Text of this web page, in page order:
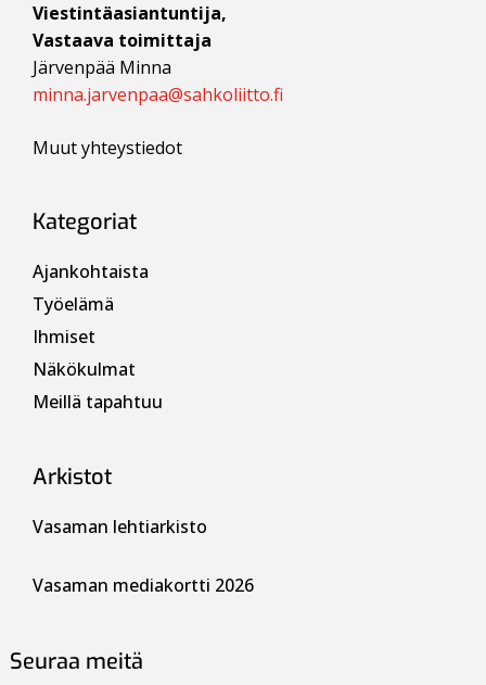
Viestintäasiantuntija,
Vastaava toimittaja
Järvenpää Minna
minna.jarvenpaa@sahkoliitto.fi
Muut yhteystiedot
Kategoriat
Ajankohtaista
Työelämä
Ihmiset
Näkökulmat
Meillä tapahtuu
Arkistot
Vasaman lehtiarkisto
Vasaman mediakortti 2026
Seuraa meitä